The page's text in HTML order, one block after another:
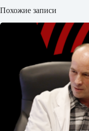
Похожие записи